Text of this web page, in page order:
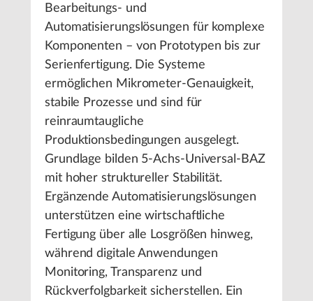
Bearbeitungs- und
Automatisierungslösungen für komplexe
Komponenten – von Prototypen bis zur
Serienfertigung. Die Systeme
ermöglichen Mikrometer-Genauigkeit,
stabile Prozesse und sind für
reinraumtaugliche
Produktionsbedingungen ausgelegt.
Grundlage bilden 5-Achs-Universal-BAZ
mit hoher struktureller Stabilität.
Ergänzende Automatisierungslösungen
unterstützen eine wirtschaftliche
Fertigung über alle Losgrößen hinweg,
während digitale Anwendungen
Monitoring, Transparenz und
Rückverfolgbarkeit sicherstellen. Ein